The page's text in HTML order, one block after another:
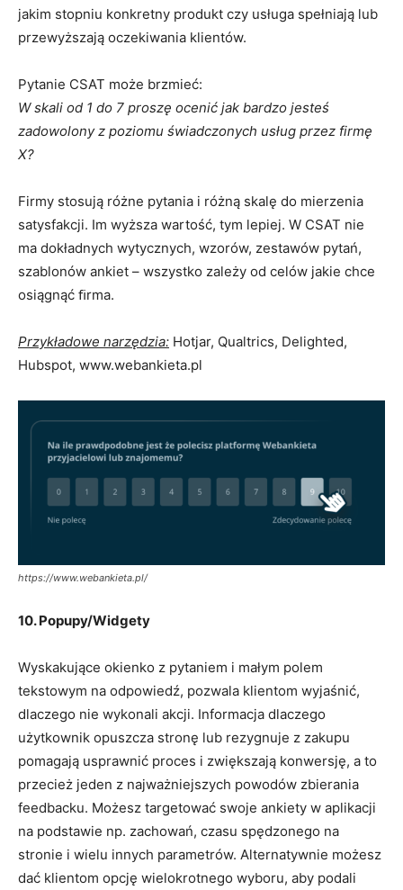
jakim stopniu konkretny produkt czy usługa spełniają lub
przewyższają oczekiwania klientów.
Pytanie CSAT może brzmieć:
W skali od 1 do 7 proszę ocenić jak bardzo jesteś
zadowolony z poziomu świadczonych usług przez firmę
X?
Firmy stosują różne pytania i różną skalę do mierzenia
satysfakcji. Im wyższa wartość, tym lepiej. W CSAT nie
ma dokładnych wytycznych, wzorów, zestawów pytań,
szablonów ankiet – wszystko zależy od celów jakie chce
osiągnąć ﬁrma.
Przykładowe narzędzia: Hotjar, Qualtrics, Delighted,
Hubspot, www.webankieta.pl
https://www.webankieta.pl/
10. Popupy/Widgety
Wyskakujące okienko z pytaniem i małym polem
tekstowym na odpowiedź, pozwala klientom wyjaśnić,
dlaczego nie wykonali akcji. Informacja dlaczego
użytkownik opuszcza stronę lub rezygnuje z zakupu
pomagają usprawnić proces i zwiększają konwersję, a to
przecież jeden z najważniejszych powodów zbierania
feedbacku. Możesz targetować swoje ankiety w aplikacji
na podstawie np. zachowań, czasu spędzonego na
stronie i wielu innych parametrów. Alternatywnie możesz
dać klientom opcję wielokrotnego wyboru, aby podali